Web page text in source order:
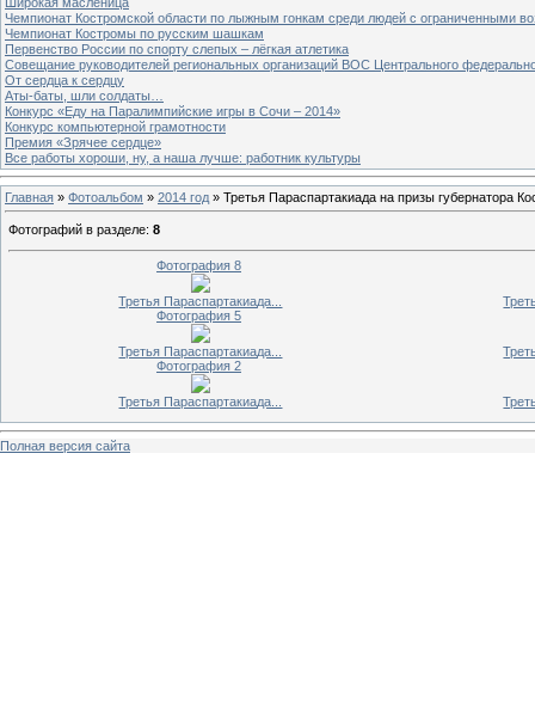
Чемпионат Костромской области по лыжным гонкам среди людей с ограниченными
Чемпионат Костромы по русским шашкам
Первенство России по спорту слепых – лёгкая атлетика
Совещание руководителей региональных организаций ВОС Центрального
От сердца к сердцу
Аты-баты, шли солдаты…
Конкурс «Еду на Паралимпийские игры в Сочи – 2014»
Конкурс компьютерной грамотности
Премия «Зрячее сердце»
Все работы хороши, ну, а наша лучше: работник культуры
Главная » Фотоальбом » 2014 год » Третья Параспартакиада на призы губернатора
Фотографий в разделе: 8
Фотография 8
Третья Параспартакиада...
Фотография 5
Третья Параспартакиада...
Фотография 2
Третья Параспартакиада...
Полная версия сайта